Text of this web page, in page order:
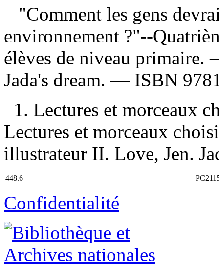
"Comment les gens
environnement ?"--
élèves de niveau
Jada's dream. — ISBN
1. Lectures et morceaux
Lectures et morceaux
illustrateur II. Love, Jen.
448.6
Confidentialité